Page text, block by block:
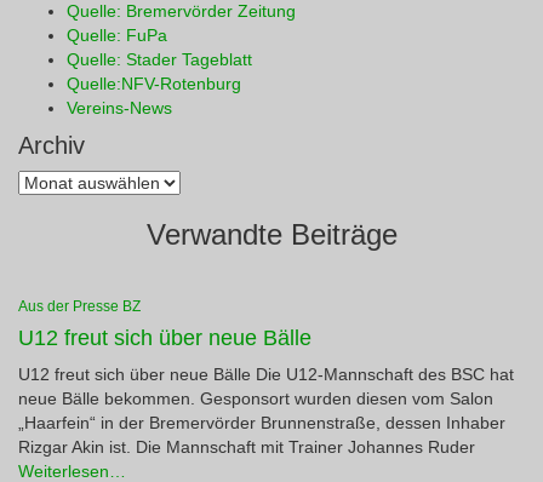
Quelle: Bremervörder Zeitung
Quelle: FuPa
Quelle: Stader Tageblatt
Quelle:NFV-Rotenburg
Vereins-News
Archiv
Archiv
Verwandte Beiträge
Aus der Presse BZ
U12 freut sich über neue Bälle
U12 freut sich über neue Bälle Die U12-Mannschaft des BSC hat
neue Bälle bekommen. Gesponsort wurden diesen vom Salon
„Haarfein“ in der Bremervörder Brunnenstraße, dessen Inhaber
Rizgar Akin ist. Die Mannschaft mit Trainer Johannes Ruder
Weiterlesen…